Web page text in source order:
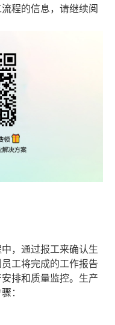
程的信息，请继续阅
，通过报工来确认生
工将完成的工作报告
排和质量监控。生产
：